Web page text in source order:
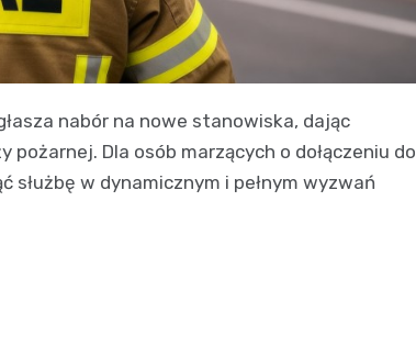
nabór na nowe stanowiska, dając
Dla osób marzących o dołączeniu do
służbę w dynamicznym i pełnym wyzwań